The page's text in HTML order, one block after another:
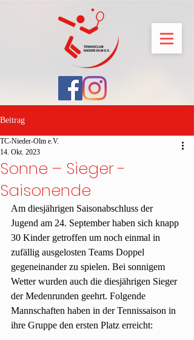
Beitrag
Sonne – Sieger -
Saisonende
TC-Nieder-Olm e.V.
14. Okt. 2023
Am diesjährigen Saisonabschluss der
Jugend am 24. September haben sich knapp
30 Kinder getroffen um noch einmal in
zufällig ausgelosten Teams Doppel
gegeneinander zu spielen. Bei sonnigem
Wetter wurden auch die diesjährigen Sieger
der Medenrunden geehrt. Folgende
Mannschaften haben in der Tennissaison in
ihre Gruppe den ersten Platz erreicht: